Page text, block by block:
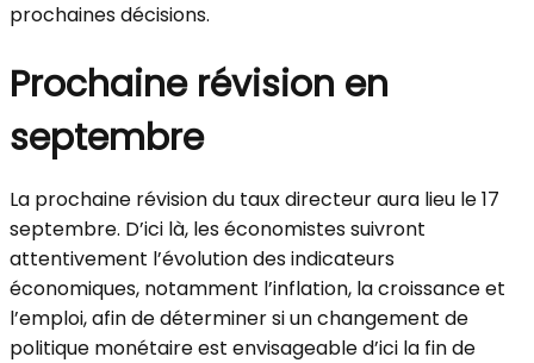
prochaines décisions.
Prochaine révision en
septembre
La prochaine révision du taux directeur aura lieu le 17
septembre. D’ici là, les économistes suivront
attentivement l’évolution des indicateurs
économiques, notamment l’inflation, la croissance et
l’emploi, afin de déterminer si un changement de
politique monétaire est envisageable d’ici la fin de